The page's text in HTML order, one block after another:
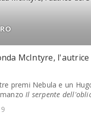
McIntyre,
premi Nebula e un
Il serpente